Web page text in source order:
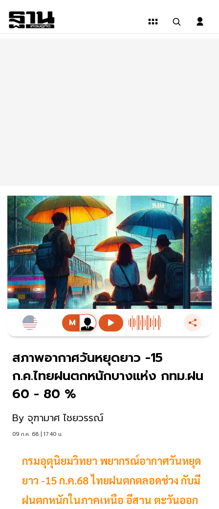
สภาพอากาศวันหยุดยาว -15
ก.ค.ไทยฝนตกหนักบางแห่ง กทม.ฝน
60 - 80 %
By จุฑามาศ ไชยวรรณ์
09 ก.ค. 68 | 17:40 น.
กรมอุตุนิยมวิทยา พยากรณ์อากาศวันหยุด
ยาว -15 ก.ค.68 ไทยฝนตกตลอดช่วง กับมี
ฝนตกหนักในภาคเหนือ อีสาน ตะวันออก